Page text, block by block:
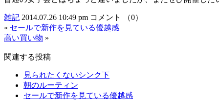
雑記 2014.07.26 10:49 pm コメント （0）
« セールで新作を見ている優越感
高い買い物 »
関連する投稿
見られたくないシンク下
朝のルーティン
セールで新作を見ている優越感